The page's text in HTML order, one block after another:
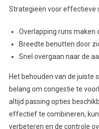
Strategieën voor effectieve
Overlapping runs maken
Breedte benutten door
Snel overgaan naar de
Het behouden van de juiste
belang om congestie te
altijd passing opties
effectief te combineren,
verbeteren en de controle